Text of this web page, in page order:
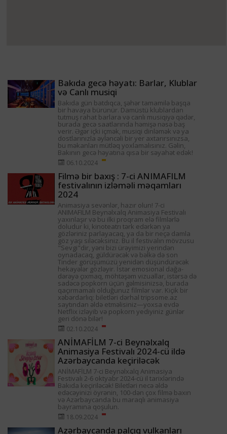
Bakıda gecə həyatı: Barlar, Klublar
və Canlı musiqi
Bakıda gün batdıqca, şəhər tamamilə başqa
bir havaya bürünür. Damüstü klublardan
tutmuş rahat barlara və canlı musiqiyə qədər,
burada gecə saatlarında həmişə nəsə baş
verir. Əgər içki içmək, musiqi dinləmək və ya
dostlarınızla əyləncəli bir yer axtarırsınızsa,
bu məkanları mütləq yoxlamalısınız. Gəlin,
Bakının gecə həyatına qısa bir səyahət edək!
06.10.2024
Filmə bir baxış : 7-ci ANIMAFILM
festivalının izləməli məqamları
2024
Animasiya sevənlər, hazır olun! 7-ci
ANIMAFILM Beynəlxalq Animasiya Festivalı
yaxınlaşır və bu ilki proqram elə filmlərlə
doludur ki, kinoteatrı tərk edərkən ya
gözləriniz parlayacaq, ya da bir neçə damla
göz yaşı siləcəksiniz. Bu il festivalın mövzusu
"Sevgi"dir, yəni bizi ürəyimizi yerindən
oynadacaq, güldürəcək və bəlkə də son
Tinder görüşümüzü yenidən düşündürəcək
hekayələr gözləyir. İstər emosional dağa-
dərəyə çıxmaq, möhtəşəm vizuallar, istərsə də
sadəcə popkorn üçün gəlmisinizsə, burada
qaçırmamalı olduğunuz filmlər var. Kiçik bir
xəbərdarlıq: biletləri dərhal tripsome.az
saytından əldə etməlisiniz—yoxsa evdə
Netflix izləyib və popkorn yediyiniz günlər
geri dönə bilər!
02.10.2024
ANİMAFİLM 7-ci Beynəlxalq
Animasiya Festivalı 2024-cü ildə
Azərbaycanda keçiriləcək
ANİMAFİLM 7-ci Beynəlxalq Animasiya
Festivalı 2-6 oktyabr 2024-cü il tarixlərində
Bakıda keçiriləcək! Biletləri necə əldə
edəcəyinizi öyrənin, 100-dən çox filmə baxın
və Azərbaycanda bu maraqlı animasiya
bayramına qoşulun.
18.09.2024
Azərbaycanda palçıq vulkanları